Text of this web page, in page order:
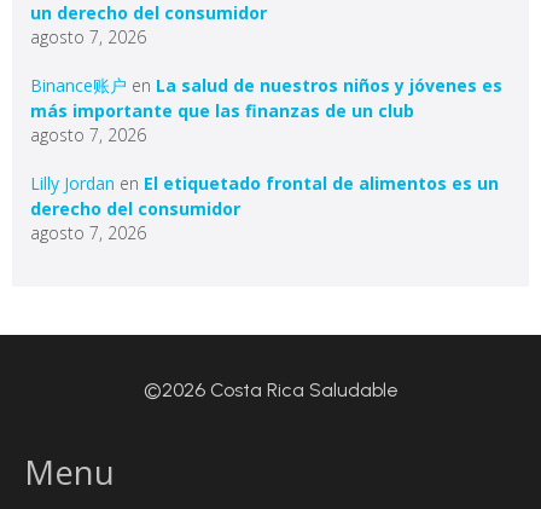
un derecho del consumidor
agosto 7, 2026
Binance账户 en La salud de nuestros niños y jóvenes es
más importante que las finanzas de un club
agosto 7, 2026
Lilly Jordan en El etiquetado frontal de alimentos es un
derecho del consumidor
agosto 7, 2026
©2026 Costa Rica Saludable
Menu